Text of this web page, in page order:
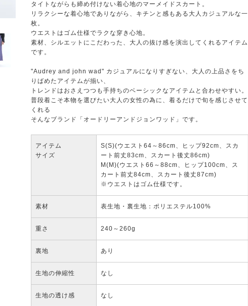
タイトながらも締め付けない着心地のマーメイドスカート。
リラクシーな着心地でありながら、キチンと感もある大人カジュアルな一
枚。
ウエストはゴム仕様でラクな穿き心地。
素材、シルエットにこだわった、大人の抜け感を演出してくれるアイテム
です。
"Audrey and john wad" カジュアルになりすぎない、大人の上品さをち
りばめたアイテムが揃い、
トレンドはおさえつつも手持ちのベーシックなアイテムと合わせやすい。
普段着こそ本物を選びたい大人の女性の為に、着るだけで旬を感じさせて
くれる
そんなブランド「オードリーアンドジョンワッド」です。
アイテム
サイズ
S(S)(ウエスト64～86cm、ヒップ92cm、スカ
ート前丈83cm、スカート後丈86cm)
M(M)(ウエスト66～88cm、ヒップ100cm、ス
カート前丈84cm、スカート後丈87cm)
※ウエストはゴム仕様です。
素材 表生地・裏生地：ポリエステル100%
重さ 240～260g
裏地 あり
生地の伸縮性 なし
生地の透け感 なし